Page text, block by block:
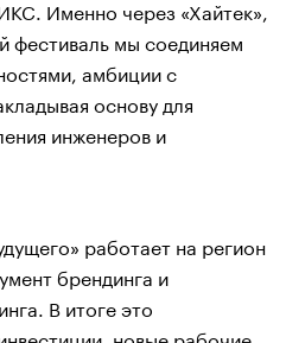
Именно через «Хайтек»,
фестиваль мы соединяем
амбиции с
основу для
инженеров и
работает на регион
брендинга и
В итоге это